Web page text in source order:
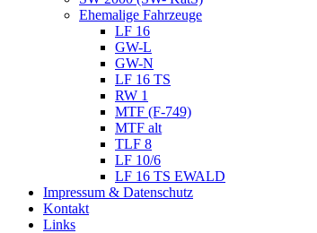
Ehemalige Fahrzeuge
LF 16
GW-L
GW-N
LF 16 TS
RW 1
MTF (F-749)
MTF alt
TLF 8
LF 10/6
LF 16 TS EWALD
Impressum & Datenschutz
Kontakt
Links